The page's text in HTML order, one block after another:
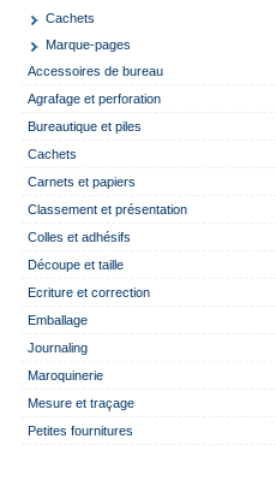
Cachets
Marque-pages
Accessoires de bureau
Agrafage et perforation
Bureautique et piles
Cachets
Carnets et papiers
Classement et présentation
Colles et adhésifs
Découpe et taille
Ecriture et correction
Emballage
Journaling
Maroquinerie
Mesure et traçage
Petites fournitures